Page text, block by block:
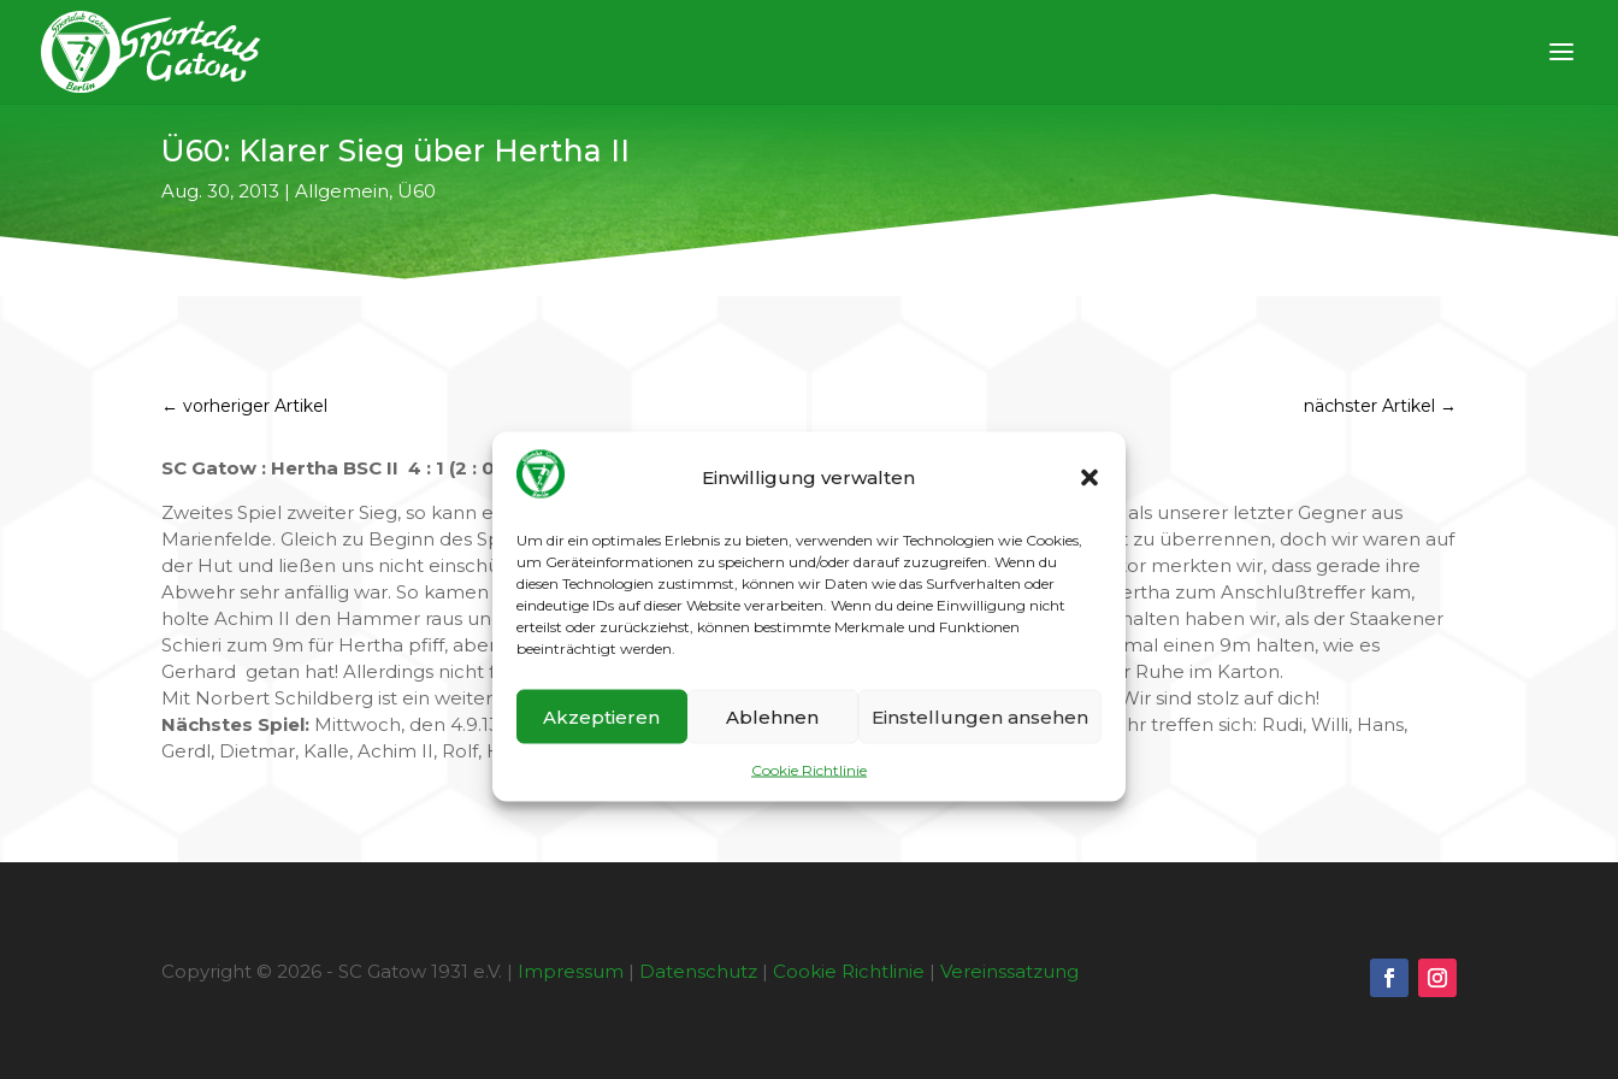
Einwilligung verwalten
Um dir ein optimales Erlebnis zu bieten, verwenden wir Technologien wie Cookies,
um Geräteinformationen zu speichern und/oder darauf zuzugreifen. Wenn du
diesen Technologien zustimmst, können wir Daten wie das Surfverhalten oder
eindeutige IDs auf dieser Website verarbeiten. Wenn du deine Einwilligung nicht
erteilst oder zurückziehst, können bestimmte Merkmale und Funktionen
beeinträchtigt werden.
Akzeptieren Ablehnen Einstellungen ansehen
Cookie Richtlinie
Ü60: Klarer Sieg über Hertha II
Aug. 30, 2013 |Allgemein, Ü60
←vorheriger Artikel nächster Artikel →
SC Gatow : Hertha BSC II 4 : 1 (2 : 0)
Zweites Spiel zweiter Sieg, so kann es weitergehen. Wie von uns erwartet, war Hertha ein anderes Kaliber als unserer letzter Gegner aus
Marienfelde. Gleich zu Beginn des Spiels versuchten die Gäste mit ihren schnellen Spielern uns regelrecht zu überrennen, doch wir waren auf
der Hut und ließen uns nicht einschüchtern. Im Gegenteil, gleich bei den ersten Angriffen auf das Herthator merkten wir, dass gerade ihre
Abwehr sehr anfällig war. So kamen wir völlig verdient mit einer 2 : 0 Führung in die Halbzeit. Nachdem Hertha zum Anschlußtreffer kam,
holte Achim II den Hammer raus und schmetterte den Ball mal kurz in den Dreiangel. Kurz die Luft angehalten haben wir, als der Staakener
Schieri zum 9m für Hertha pfiff, aber wozu haben wir gut ausgebildete Torhüter? Natürlich, dass sie auch mal einen 9m halten, wie es
Gerhard getan hat! Allerdings nicht festgehalten. Den Abschluss setzte dann Norbert zum 4 : 1 und es war Ruhe im Karton.
Mit Norbert Schildberg ist ein weiterer Spieler der Gatower Ü60 in die Berliner Auswahl berufen worden. Wir sind stolz auf dich!
Nächstes Spiel: Mittwoch, den 4.9.13 um 18.30 Uhr in Gatow gegen den Friedrichshagener SV. Um 17.45 Uhr treffen sich: Rudi, Willi, Hans,
Gerdl, Dietmar, Kalle, Achim II, Rolf, Hartmut und Norbert.
Copyright © 2026 - SC Gatow 1931 e.V. | Impressum | Datenschutz | Cookie Richtlinie |Vereinssatzung